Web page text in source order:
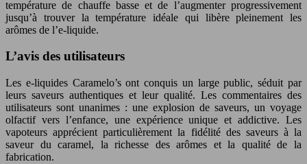
température de chauffe basse et de l’augmenter progressivement
jusqu’à trouver la température idéale qui libère pleinement les
arômes de l’e-liquide.
L’avis des utilisateurs
Les e-liquides Caramelo’s ont conquis un large public, séduit par
leurs saveurs authentiques et leur qualité. Les commentaires des
utilisateurs sont unanimes : une explosion de saveurs, un voyage
olfactif vers l’enfance, une expérience unique et addictive. Les
vapoteurs apprécient particulièrement la fidélité des saveurs à la
saveur du caramel, la richesse des arômes et la qualité de la
fabrication.